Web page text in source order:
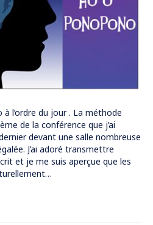
l’ordre du jour . La méthode
de la conférence que j’ai
devant une salle nombreuse
J’ai adoré transmettre
et je me suis aperçue que les